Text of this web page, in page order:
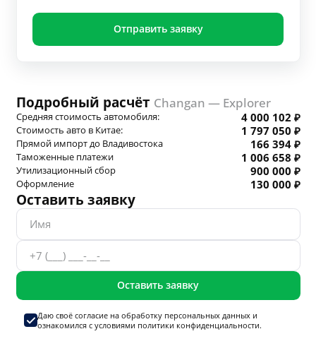
Отправить заявку
Подробный расчёт Changan — Explorer
Средняя стоимость автомобиля: 4 000 102 ₽
Стоимость авто в Китае: 1 797 050 ₽
Прямой импорт до Владивостока 166 394 ₽
Таможенные платежи 1 006 658 ₽
Утилизационный сбор 900 000 ₽
Оформление 130 000 ₽
Оставить заявку
Оставить заявку
Даю своё согласие на обработку персональных данныхи
ознакомился с условиями политики конфиденциальности.